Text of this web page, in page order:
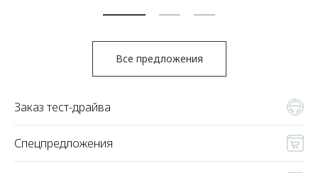
Все предложения
Заказ тест-драйва
Спецпредложения